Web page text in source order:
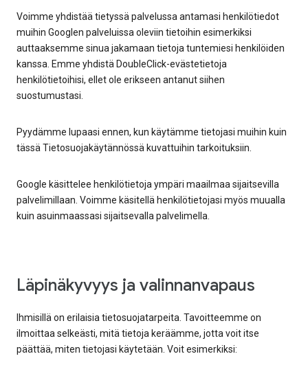
Voimme yhdistää tietyssä palvelussa antamasi henkilötiedot
muihin Googlen palveluissa oleviin tietoihin esimerkiksi
auttaaksemme sinua jakamaan tietoja tuntemiesi henkilöiden
kanssa. Emme yhdistä DoubleClick-evästetietoja
henkilötietoihisi, ellet ole erikseen antanut siihen
suostumustasi.
Pyydämme lupaasi ennen, kun käytämme tietojasi muihin kuin
tässä Tietosuojakäytännössä kuvattuihin tarkoituksiin.
Google käsittelee henkilötietoja ympäri maailmaa sijaitsevilla
palvelimillaan. Voimme käsitellä henkilötietojasi myös muualla
kuin asuinmaassasi sijaitsevalla palvelimella.
Läpinäkyvyys ja valinnanvapaus
Ihmisillä on erilaisia tietosuojatarpeita. Tavoitteemme on
ilmoittaa selkeästi, mitä tietoja keräämme, jotta voit itse
päättää, miten tietojasi käytetään. Voit esimerkiksi: